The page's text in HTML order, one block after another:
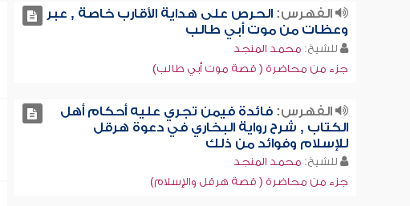
الفهرس:الحرص على هداية الأقارب خاصة , عبر
وعظات من موت أبي طالب
للشيخ: محمد المنجد
جزء من محاضرة ( قصة موت أبي طالب)
الفهرس:فائدة فيمن تجري عليه أحكام أهل
الكتاب , شرح رواية البخاري في دعوة هرقل
للإسلام وفوائد من ذلك
للشيخ: محمد المنجد
جزء من محاضرة ( قصة هرقل والإسلام)